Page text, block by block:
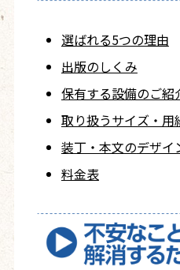
選ばれる5つの理由
出版のしくみ
保有する設備のご紹
取り扱うサイズ・用
装丁・本文のデザイ
料金表